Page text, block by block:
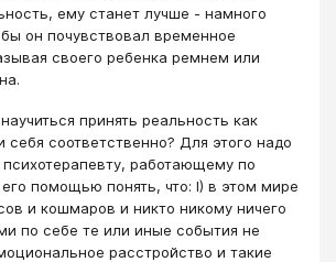
ему станет лучше - намного
он почувствовал временное
своего ребенка ремнем или
принять реальность как
себя соответственно? Для этого надо
работающему по
помощью понять, что: I) в этом мире
и кошмаров и никто никому ничего
по себе те или иные события не
расстройство и такие